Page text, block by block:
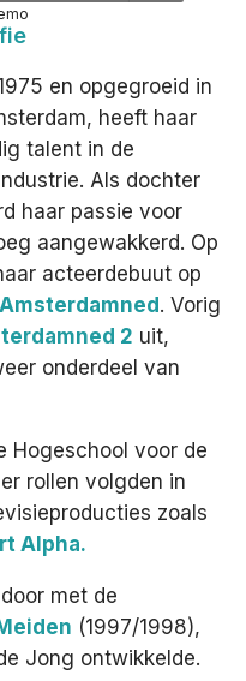
pause
en opgegroeid in
heeft haar
talent in de
Als dochter
haar passie voor
aangewakkerd. Op
acteerdebuut op
Amsterdamned . Vorig
2 uit,
onderdeel van
Hogeschool voor de
rollen volgden in
zoals
Alpha.
met de
(1997/1998),
Jong ontwikkelde.